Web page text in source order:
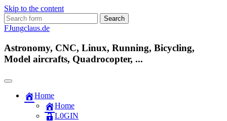
Skip to the content
Search
for:
FJungclaus.de
Astronomy, CNC, Linux, Running, Bicycling,
Model aircrafts, Quadrocopter, ...
Home
Home
L​0​​GIN